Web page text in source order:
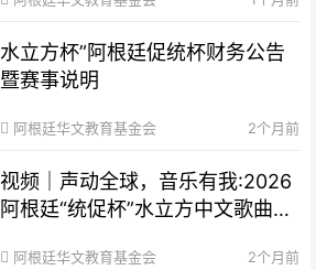
水立方杯”阿根廷促统杯财务公告
暨赛事说明
阿根廷华文教育基金会 2个月前
视频｜声动全球，音乐有我:2026
阿根廷“统促杯”水立方中文歌曲大
阿根廷华文教育基金会 2个月前